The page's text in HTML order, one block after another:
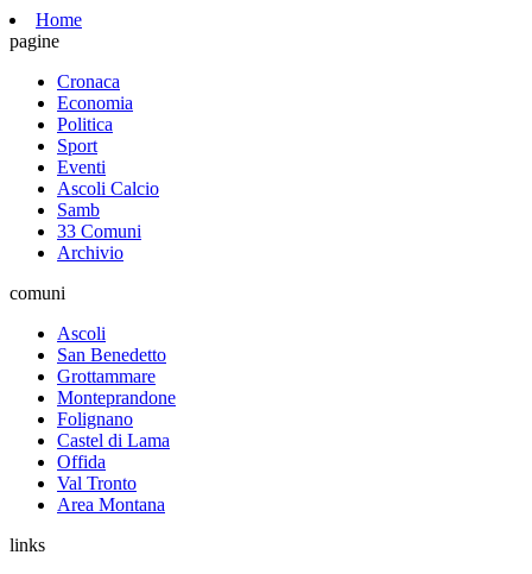
Home
pagine
Cronaca
Economia
Politica
Sport
Eventi
Ascoli Calcio
Samb
33 Comuni
Archivio
comuni
Ascoli
San Benedetto
Grottammare
Monteprandone
Folignano
Castel di Lama
Offida
Val Tronto
Area Montana
links